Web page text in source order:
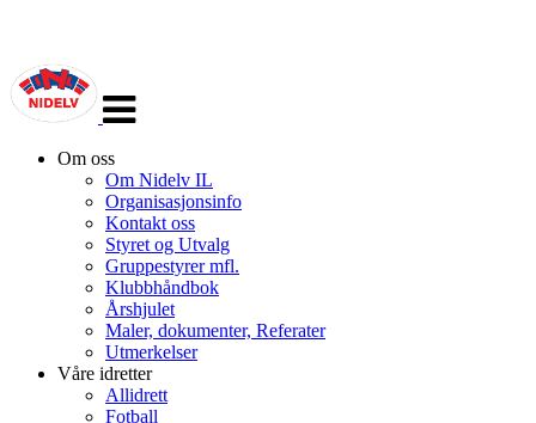
navigasjon
Om oss
Om Nidelv IL
Organisasjonsinfo
Kontakt oss
Styret og Utvalg
Gruppestyrer mfl.
Klubbhåndbok
Årshjulet
Maler, dokumenter, Referater
Utmerkelser
Våre idretter
Allidrett
Fotball